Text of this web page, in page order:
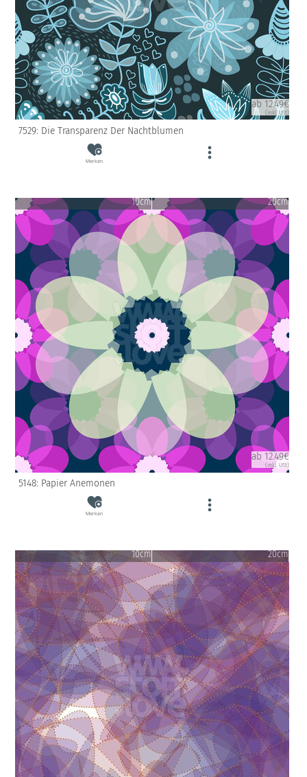
ab 12.49€
(inkl. USt)
7529: Die Transparenz Der Nachtblumen
Merken
10cm 20cm
ab 12.49€
(inkl. USt)
5148: Papier Anemonen
Merken
10cm 20cm